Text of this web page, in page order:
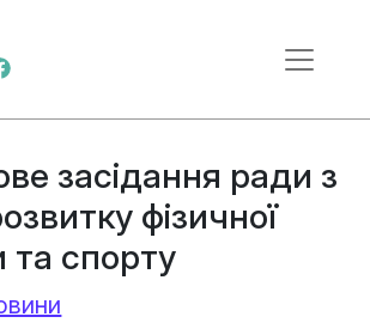
засідання ради з
фізичної
та спорту